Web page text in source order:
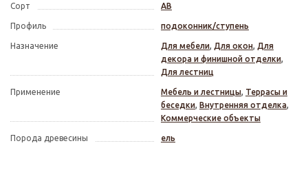
Сорт АВ
Профиль подоконник/ступень
Назначение Для мебели, Для окон, Для
декора и финишной отделки,
Для лестниц
Применение Мебель и лестницы, Террасы и
беседки, Внутренняя отделка,
Коммерческие объекты
Порода древесины ель